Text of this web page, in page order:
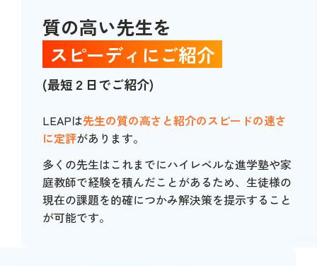
質の高い先生を
スピーディにご紹介
(最短２日でご紹介)
LEAPは先生の質の高さと紹介のスピードの速さ
に定評があります。
多くの先生はこれまでにハイレベルな進学塾や家
庭教師で経験を積んだことがあるため、生徒様の
現在の課題を的確につかみ解決策を提示すること
が可能です。